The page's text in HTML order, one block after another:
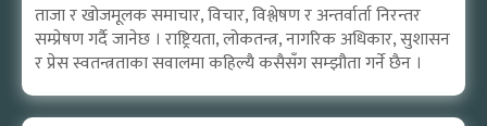
ताजा र खोजमूलक समाचार, विचार, विश्लेषण र अन्तर्वार्ता निरन्तर
सम्प्रेषण गर्दै जानेछ । राष्ट्रियता, लोकतन्त्र, नागरिक अधिकार, सुशासन
र प्रेस स्वतन्त्रताका सवालमा कहिल्यै कसैसँग सम्झौता गर्ने छैन ।